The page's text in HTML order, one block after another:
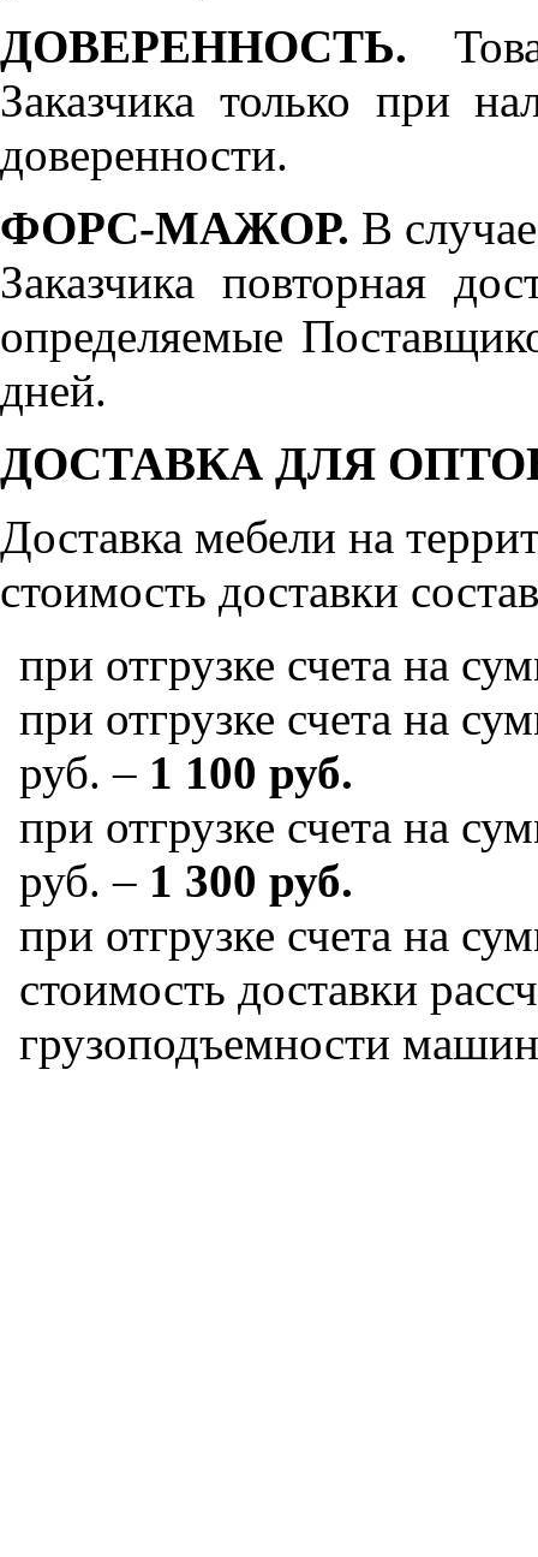
ДОВЕРЕННОСТЬ.
Заказчика только при
доверенности.
ФОРС-МАЖОР. В
Заказчика повторная
определяемые
дней.
ДОСТАВКА ДЛЯ
Доставка мебели на
стоимость доставки
при отгрузке счета на
при отгрузке счета на
руб. – 1 100 руб.
при отгрузке счета на
руб. – 1 300 руб.
при отгрузке счета на
стоимость доставки
грузоподъемности